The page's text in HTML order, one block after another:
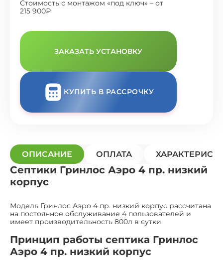
Стоимость с монтажом «под ключ» – от
215 900₽
ЗАКАЗАТЬ УСТАНОВКУ
КУПИТЬ В РАССРОЧКУ
ОПИСАНИЕ ОПЛАТА
Септики Гринлос Аэро 4 пр. низкий
корпус
Модель Гринлос Аэро 4 пр. низкий корпус рассчитана
на постоянное обслуживание 4 пользователей и
имеет производительность 800л в сутки.
Принцип работы септика Гринлос
Аэро 4 пр. низкий корпус